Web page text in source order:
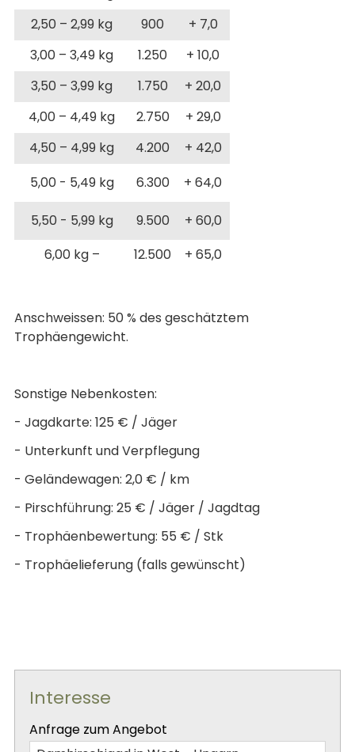
2,50 – 2,99 kg
900
+ 7,0
3,00 – 3,49 kg
1.250
+ 10,0
3,50 – 3,99 kg
1.750
+ 20,0
4,00 – 4,49 kg
2.750
+ 29,0
4,50 – 4,99 kg
4.200
+ 42,0
5,00 - 5,49 kg
6.300 + 64,0
5,50 - 5,99 kg 9.500
+ 60,0
6,00 kg –
12.500 + 65,0
Anschweissen: 50 % des geschätztem
Trophäengewicht.
Sonstige Nebenkosten:
- Jagdkarte: 125 € / Jäger
- Unterkunft und Verpflegung
- Geländewagen: 2,0 € / km
- Pirschführung: 25 € / Jäger / Jagdtag
- Trophäenbewertung: 55 € / Stk
- Trophäelieferung (falls gewünscht)
Interesse
Anfrage zum Angebot